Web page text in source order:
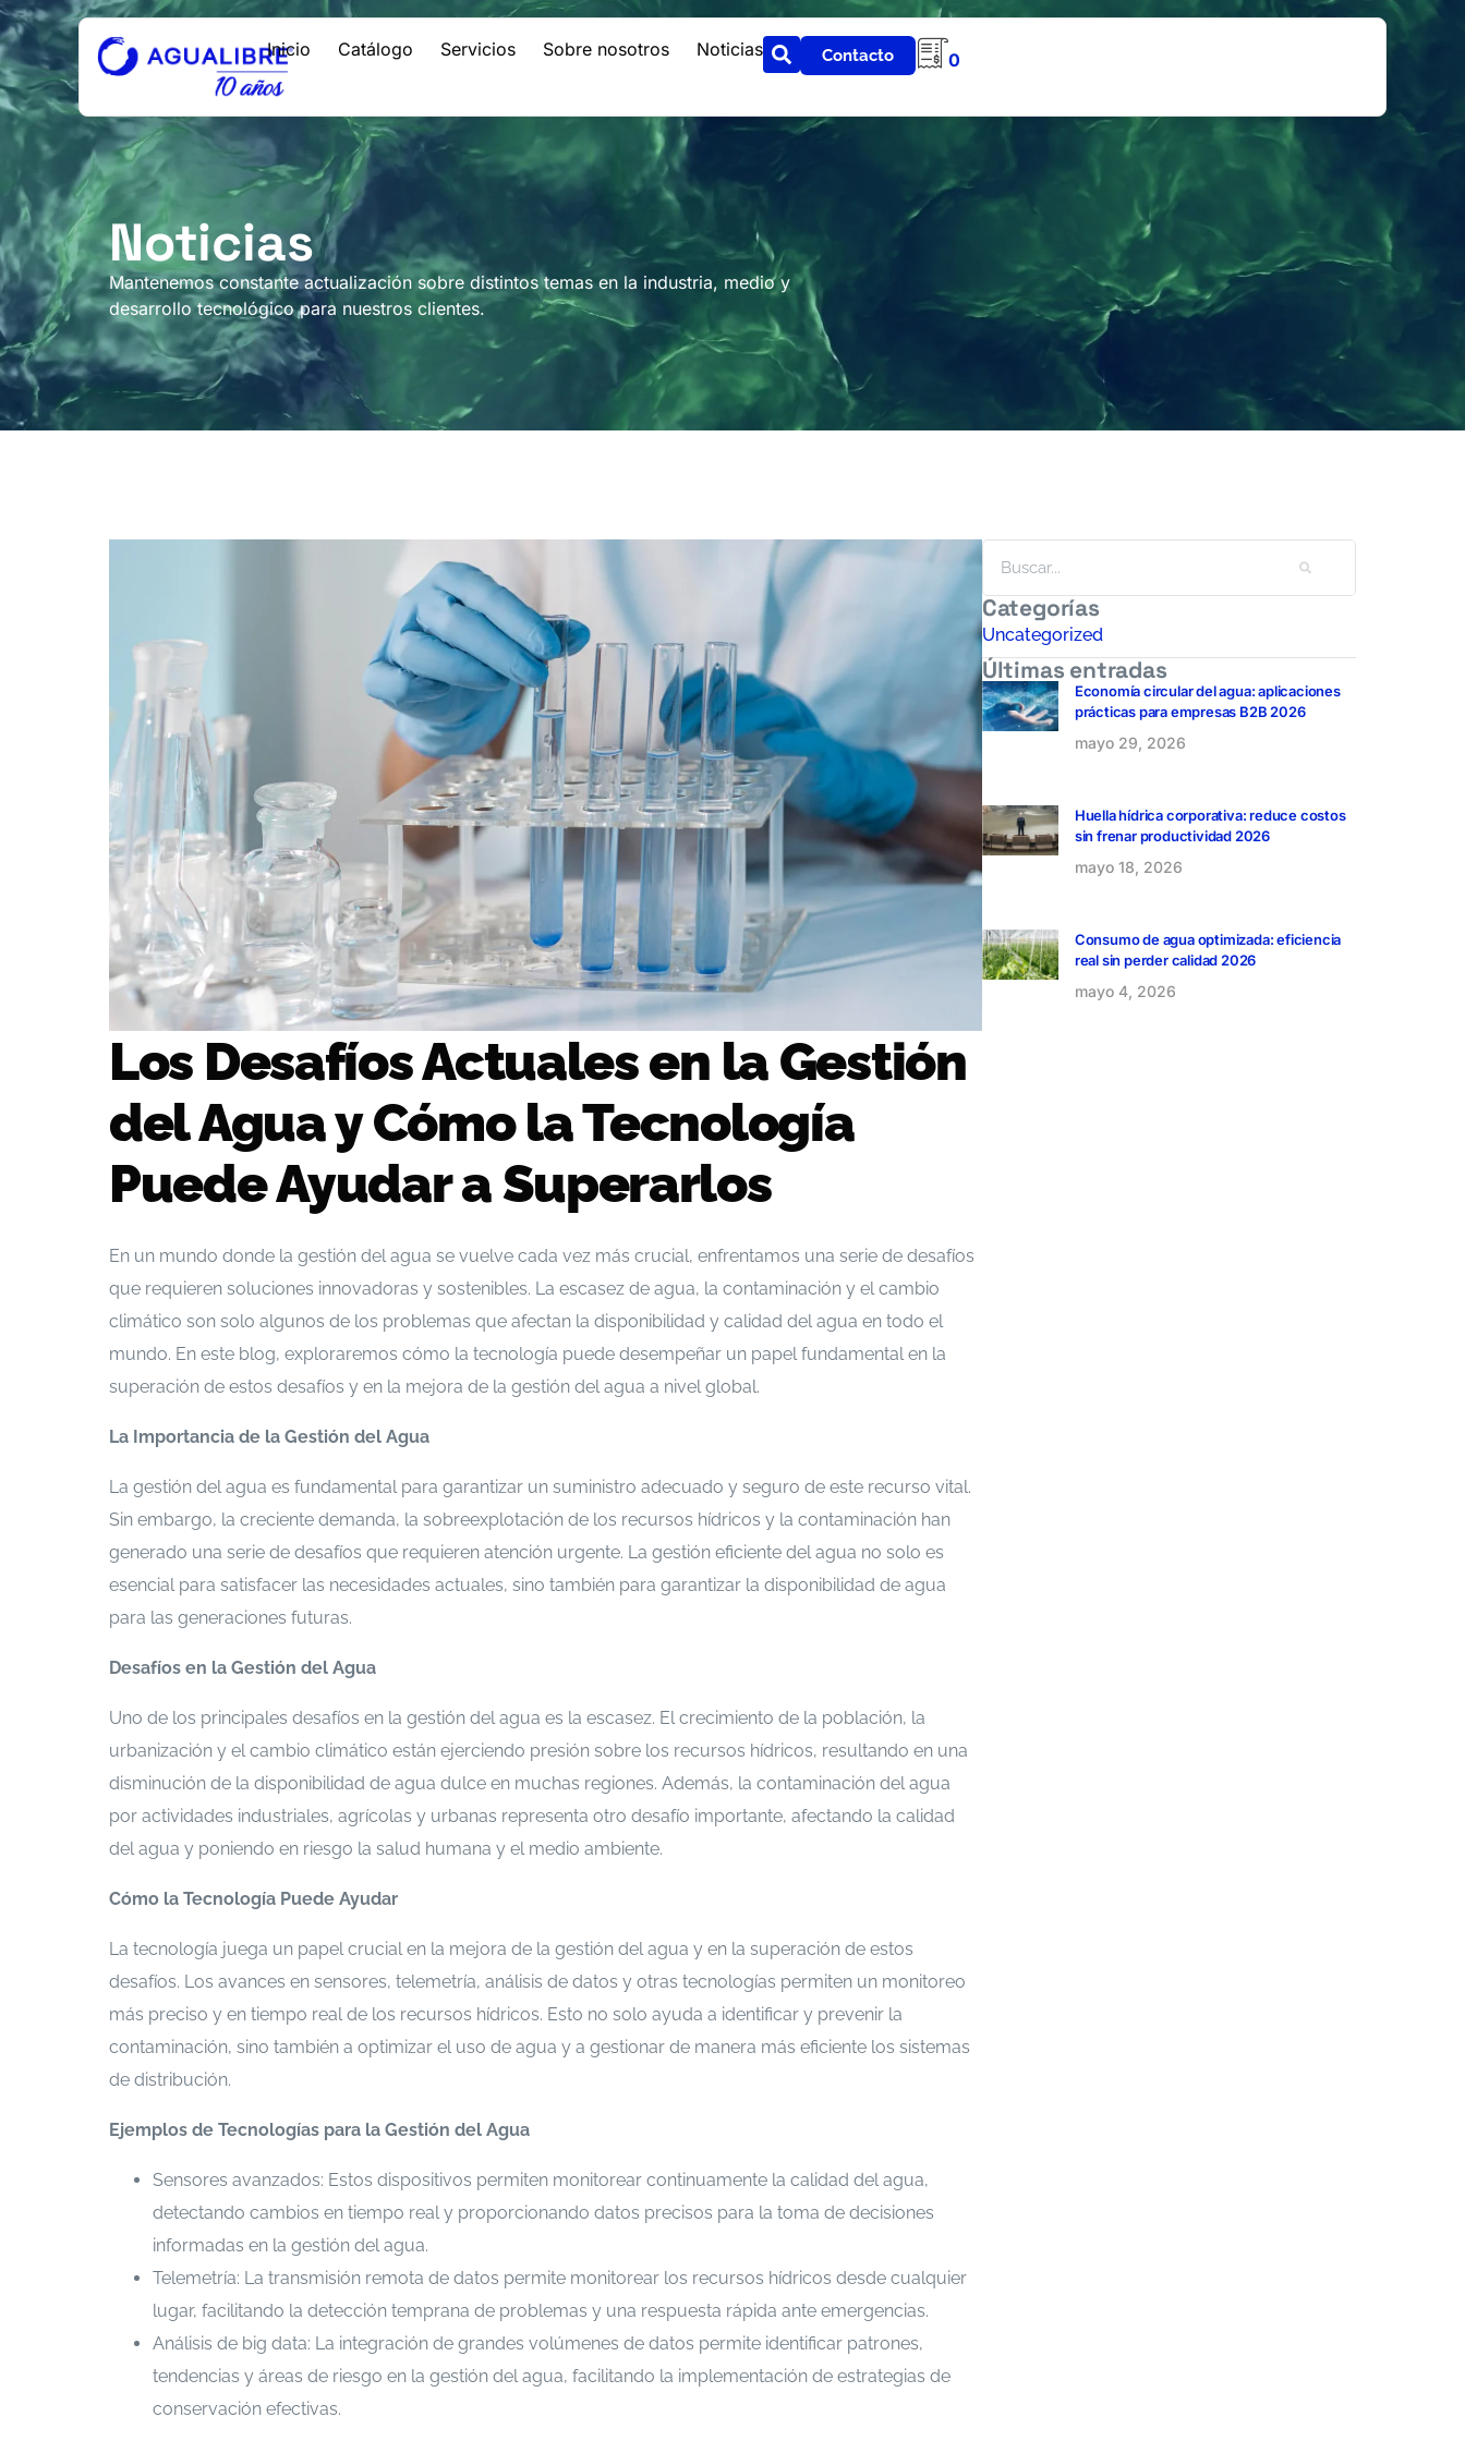
Inicio Catálogo Servicios Sobre nosotros Noticias Contacto 0
Noticias
Mantenemos constante actualización sobre distintos temas en la industria, medio y
desarrollo tecnológico para nuestros clientes.
Los Desafíos Actuales en la Gestión
del Agua y Cómo la Tecnología
Puede Ayudar a Superarlos
En un mundo donde la gestión del agua se vuelve cada vez más crucial, enfrentamos una serie de desafíos
que requieren soluciones innovadoras y sostenibles. La escasez de agua, la contaminación y el cambio
climático son solo algunos de los problemas que afectan la disponibilidad y calidad del agua en todo el
mundo. En este blog, exploraremos cómo la tecnología puede desempeñar un papel fundamental en la
superación de estos desafíos y en la mejora de la gestión del agua a nivel global.
La Importancia de la Gestión del Agua
La gestión del agua es fundamental para garantizar un suministro adecuado y seguro de este recurso vital.
Sin embargo, la creciente demanda, la sobreexplotación de los recursos hídricos y la contaminación han
generado una serie de desafíos que requieren atención urgente. La gestión eficiente del agua no solo es
esencial para satisfacer las necesidades actuales, sino también para garantizar la disponibilidad de agua
para las generaciones futuras.
Desafíos en la Gestión del Agua
Uno de los principales desafíos en la gestión del agua es la escasez. El crecimiento de la población, la
urbanización y el cambio climático están ejerciendo presión sobre los recursos hídricos, resultando en una
disminución de la disponibilidad de agua dulce en muchas regiones. Además, la contaminación del agua
por actividades industriales, agrícolas y urbanas representa otro desafío importante, afectando la calidad
del agua y poniendo en riesgo la salud humana y el medio ambiente.
Cómo la Tecnología Puede Ayudar
La tecnología juega un papel crucial en la mejora de la gestión del agua y en la superación de estos
desafíos. Los avances en sensores, telemetría, análisis de datos y otras tecnologías permiten un monitoreo
más preciso y en tiempo real de los recursos hídricos. Esto no solo ayuda a identificar y prevenir la
contaminación, sino también a optimizar el uso de agua y a gestionar de manera más eficiente los sistemas
de distribución.
Ejemplos de Tecnologías para la Gestión del Agua
Sensores avanzados: Estos dispositivos permiten monitorear continuamente la calidad del agua,
detectando cambios en tiempo real y proporcionando datos precisos para la toma de decisiones
informadas en la gestión del agua.
Telemetría: La transmisión remota de datos permite monitorear los recursos hídricos desde cualquier
lugar, facilitando la detección temprana de problemas y una respuesta rápida ante emergencias.
Análisis de big data: La integración de grandes volúmenes de datos permite identificar patrones,
tendencias y áreas de riesgo en la gestión del agua, facilitando la implementación de estrategias de
conservación efectivas.
Categorías
Uncategorized
Últimas entradas
Economía circular del agua: aplicaciones
prácticas para empresas B2B 2026
mayo 29, 2026
Huella hídrica corporativa: reduce costos
sin frenar productividad 2026
mayo 18, 2026
Consumo de agua optimizada: eficiencia
real sin perder calidad 2026
mayo 4, 2026